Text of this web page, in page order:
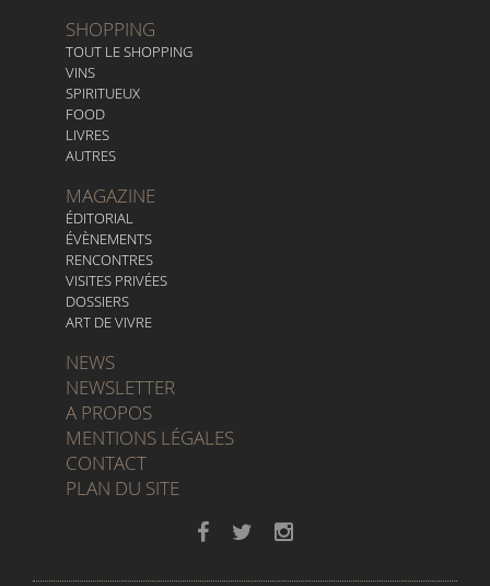
SHOPPING
TOUT LE SHOPPING
VINS
SPIRITUEUX
FOOD
LIVRES
AUTRES
MAGAZINE
ÉDITORIAL
ÉVÈNEMENTS
RENCONTRES
VISITES PRIVÉES
DOSSIERS
ART DE VIVRE
NEWS
NEWSLETTER
A PROPOS
MENTIONS LÉGALES
CONTACT
PLAN DU SITE